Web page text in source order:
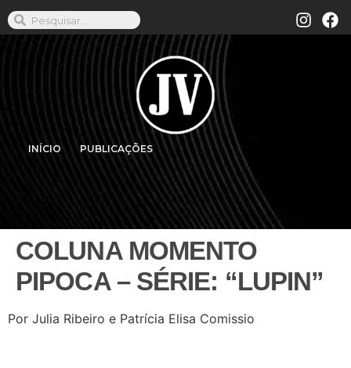
INÍCIO PUBLICAÇÕES
COLUNA MOMENTO
PIPOCA – SÉRIE: “LUPIN”
Por Julia Ribeiro e Patrícia Elisa Comissio